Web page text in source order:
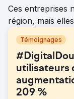
Ces entreprises
région, mais
Témoignages
utilisateurs
209 %